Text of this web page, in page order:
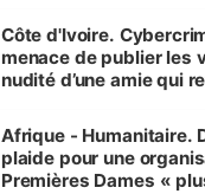
des Transports
Côte d'Ivoire.
menace de publier les
nudité d’une amie qui
Afrique - Humanitaire.
plaide pour une
Premières Dames «